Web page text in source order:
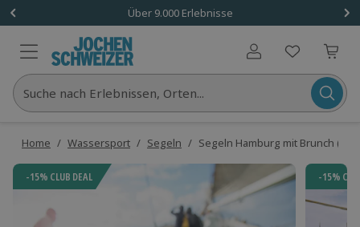
Über 9.000 Erlebnisse
Benutzerkonto
Suche nach Erlebnissen, Orten...
Home / Wassersport / Segeln / Segeln Hamburg mit Brunch
-15% CLUB DEAL -15%